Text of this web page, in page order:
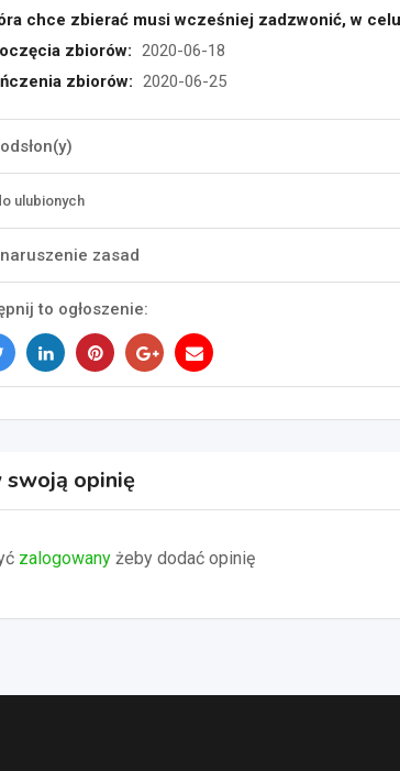
chce zbierać musi wcześniej zadzwonić, w
zbiorów: 2020-06-18
zbiorów: 2020-06-25
ulubionych
naruszenie zasad
to ogłoszenie:
swoją opinię
zalogowany żeby dodać opinię